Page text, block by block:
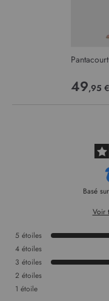
49,95 €
Basé sur
Voir
5 étoiles
4 étoiles
3 étoiles
2 étoiles
1 étoile